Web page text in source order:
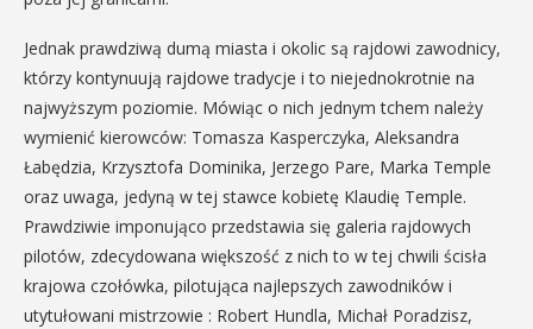
Jednak prawdziwą dumą miasta i okolic są rajdowi zawodnicy,
którzy kontynuują rajdowe tradycje i to niejednokrotnie na
najwyższym poziomie. Mówiąc o nich jednym tchem należy
wymienić kierowców: Tomasza Kasperczyka, Aleksandra
Łabędzia, Krzysztofa Dominika, Jerzego Pare, Marka Temple
oraz uwaga, jedyną w tej stawce kobietę Klaudię Temple.
Prawdziwie imponująco przedstawia się galeria rajdowych
pilotów, zdecydowana większość z nich to w tej chwili ścisła
krajowa czołówka, pilotująca najlepszych zawodników i
utytułowani mistrzowie : Robert Hundla, Michał Poradzisz,